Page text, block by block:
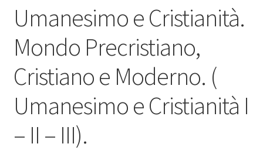
Umanesimo e Cristianità.
Mondo Precristiano,
Cristiano e Moderno. (
Umanesimo e Cristianità I
– II – III).